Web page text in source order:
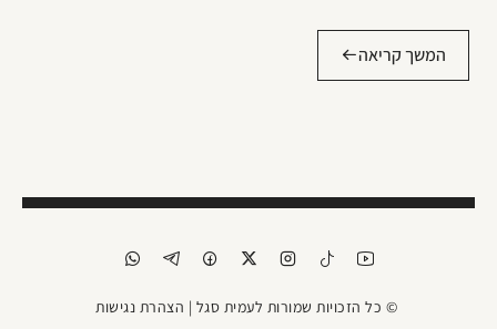
המשך קריאה
© כל הזכויות שמורות לעמית סגל | הצהרת נגישות